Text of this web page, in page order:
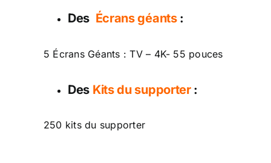
Des Écrans géants:
5 Écrans Géants : TV – 4K- 55 pouces
Des Kits du supporter:
250 kits du supporter